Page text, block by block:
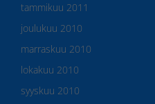
tammikuu 2011
joulukuu 2010
marraskuu 2010
lokakuu 2010
syyskuu 2010